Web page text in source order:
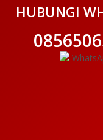
HUBUNGI